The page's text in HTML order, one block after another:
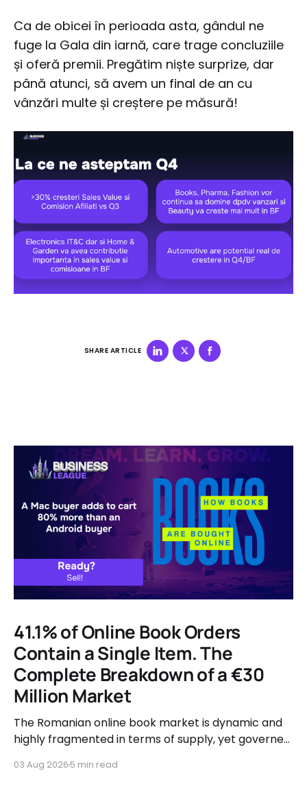
Ca de obicei în perioada asta, gândul ne
fuge la Gala din iarnă, care trage concluziile
și oferă premii. Pregătim niște surprize, dar
până atunci, să avem un final de an cu
vânzări multe și creștere pe măsură!
SHARE ARTICLE
41.1% of Online Book Orders
Contain a Single Item. The
Complete Breakdown of a €30
Million Market
The Romanian online book market is dynamic and
highly fragmented in terms of supply, yet governed
user behavior.
03 Aug 2026 5 min read